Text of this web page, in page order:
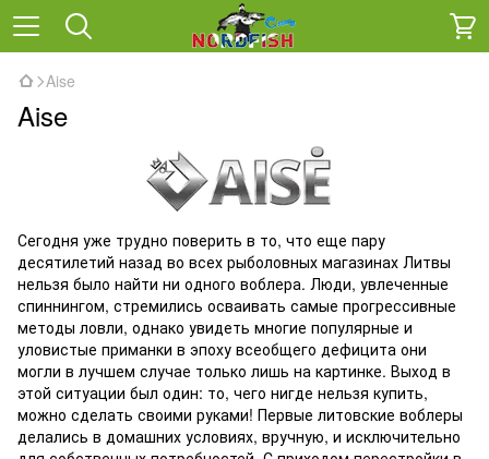
Aise
Aise
Сегодня уже трудно поверить в то, что еще пару
десятилетий назад во всех рыболовных магазинах Литвы
нельзя было найти ни одного воблера. Люди, увлеченные
спиннингом, стремились осваивать самые прогрессивные
методы ловли, однако увидеть многие популярные и
уловистые приманки в эпоху всеобщего дефицита они
могли в лучшем случае только лишь на картинке. Выход в
этой ситуации был один: то, чего нигде нельзя купить,
можно сделать своими руками! Первые литовские воблеры
делались в домашних условиях, вручную, и исключительно